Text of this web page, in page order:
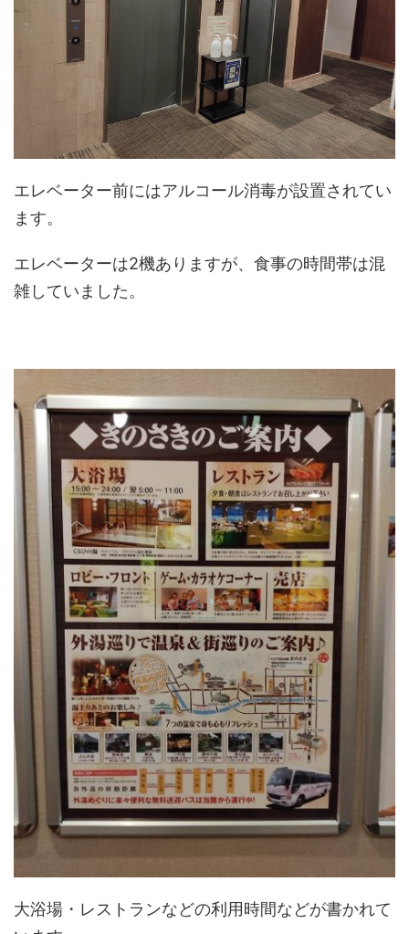
エレベーター前にはアルコール消毒が設置されてい
ます。
エレベーターは2機ありますが、食事の時間帯は混
雑していました。
大浴場・レストランなどの利用時間などが書かれて